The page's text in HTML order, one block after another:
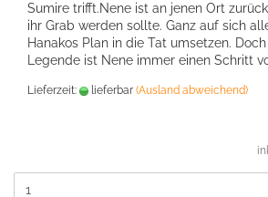
Sumire trifft.Nene ist an jenen Ort
ihr Grab werden sollte. Ganz auf sich
Hanakos Plan in die Tat umsetzen.
Legende ist Nene immer einen Schritt
Lieferzeit: lieferbar (Ausland abweichend)